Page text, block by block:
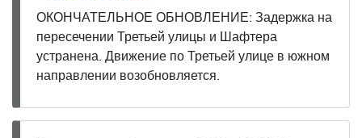
ОКОНЧАТЕЛЬНОЕ ОБНОВЛЕНИЕ: Задержка на
пересечении Третьей улицы и Шафтера
устранена. Движение по Третьей улице в южном
направлении возобновляется.